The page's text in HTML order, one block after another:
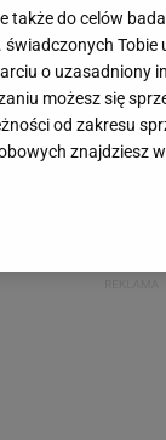
także do celów
o uzasadniony
możesz się
od zakresu
znajdziesz
i